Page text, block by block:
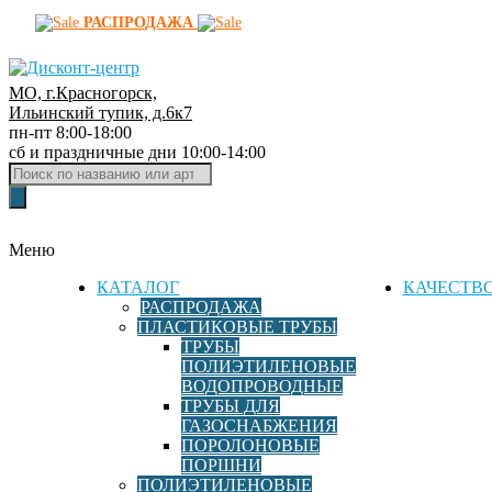
РАСПРОДАЖА
Д
и
с
к
о
т
МО, г.Красногорск,
Ильинский тупик, д.6к7
пн-пт 8:00-18:00
сб и праздничные дни 10:00-14:00
Поиск
товаров
Меню
КАТАЛОГ
РАСПРОДАЖА
ПЛАСТИКОВЫЕ ТРУБЫ
ТРУБЫ
ПОЛИЭТИЛЕНОВЫЕ
ВОДОПРОВОДНЫЕ
ТРУБЫ ДЛЯ
ГАЗОСНАБЖЕНИЯ
ПОРОЛОНОВЫЕ
ПОРШНИ
ПОЛИЭТИЛЕНОВЫЕ